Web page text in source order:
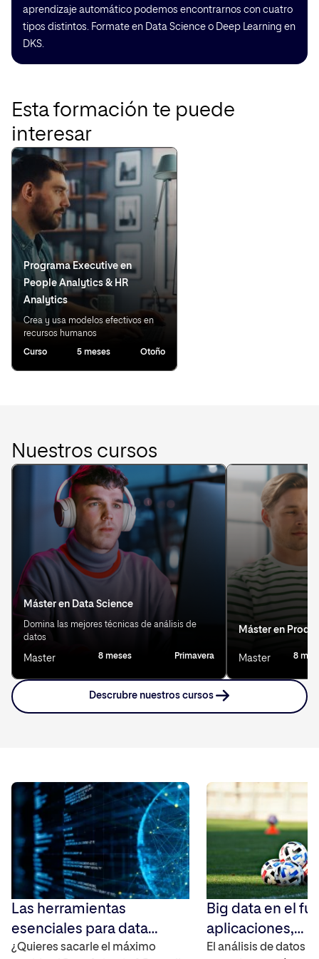
aprendizaje automático podemos encontrarnos con cuatro
tipos distintos. Formate en Data Science o Deep Learning en
DKS.
Esta formación te puede
interesar
Programa Executive en
People Analytics & HR
Analytics
Crea y usa modelos efectivos en
recursos humanos
Curso 5 meses Otoño
Nuestros cursos
Máster en Data Science
Domina las mejores técnicas de análisis de
datos
Master 8 meses Primavera
Máster en
Master 8
Descrubre nuestros cursos
Las herramientas
esenciales para data
science que todo
¿Quieres sacarle el máximo
Big data en el
aplicaciones,
herramientas y
El análisis de datos